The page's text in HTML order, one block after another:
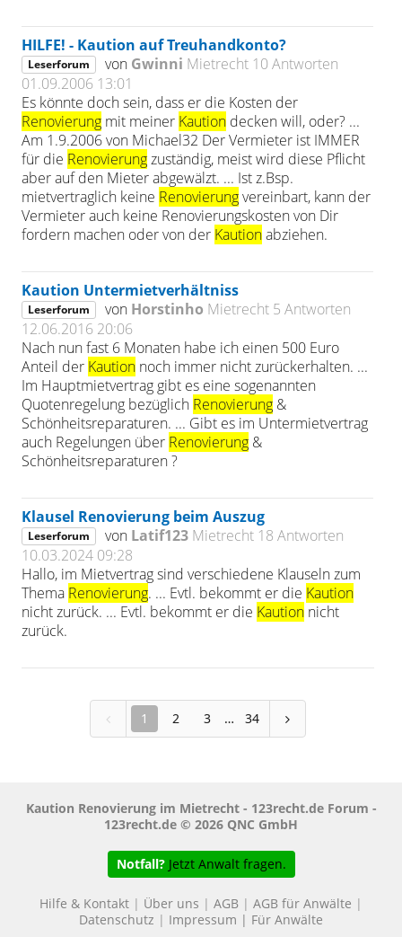
HILFE! - Kaution auf Treuhandkonto?
Leserforum von Gwinni Mietrecht 10 Antworten
01.09.2006 13:01
Es könnte doch sein, dass er die Kosten der
Renovierung mit meiner Kaution decken will, oder? ...
Am 1.9.2006 von Michael32 Der Vermieter ist IMMER
für die Renovierungzuständig, meist wird diese Pflicht
aber auf den Mieter abgewälzt. ... Ist z.Bsp.
mietvertraglich keine Renovierungvereinbart, kann der
Vermieter auch keine Renovierungskosten von Dir
fordern machen oder von der Kautionabziehen.
Kaution Untermietverhältniss
Leserforum von Horstinho Mietrecht 5 Antworten
12.06.2016 20:06
Nach nun fast 6 Monaten habe ich einen 500 Euro
Anteil der Kaution noch immer nicht zurückerhalten. ...
Im Hauptmietvertrag gibt es eine sogenannten
Quotenregelung bezüglich Renovierung &
Schönheitsreparaturen. ... Gibt es im Untermietvertrag
auch Regelungen über Renovierung &
Schönheitsreparaturen ?
Klausel Renovierung beim Auszug
Leserforum von Latif123 Mietrecht 18 Antworten
10.03.2024 09:28
Hallo, im Mietvertrag sind verschiedene Klauseln zum
Thema Renovierung. ... Evtl. bekommt er die Kaution
nicht zurück. ... Evtl. bekommt er die Kaution nicht
zurück.
1 2 3 34
Kaution Renovierung im Mietrecht - 123recht.de Forum -
123recht.de © 2026 QNC GmbH
Notfall? Jetzt Anwalt fragen.
Hilfe & Kontakt | Über uns | AGB | AGB für Anwälte |
Datenschutz | Impressum | Für Anwälte